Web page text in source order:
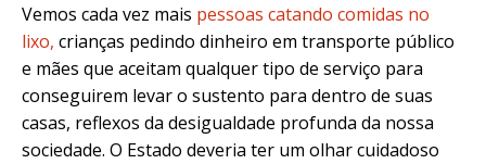
Vemos cada vez mais pessoas catando comidas no
lixo, crianças pedindo dinheiro em transporte público
e mães que aceitam qualquer tipo de serviço para
conseguirem levar o sustento para dentro de suas
casas, reflexos da desigualdade profunda da nossa
sociedade. O Estado deveria ter um olhar cuidadoso